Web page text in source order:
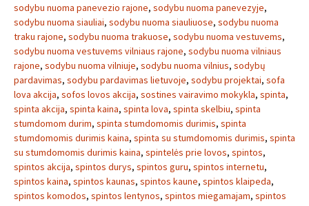
sodybu nuoma panevezio rajone, sodybu nuoma panevezyje,
sodybu nuoma siauliai, sodybu nuoma siauliuose, sodybu nuoma
traku rajone, sodybu nuoma trakuose, sodybu nuoma vestuvems,
sodybu nuoma vestuvems vilniaus rajone, sodybu nuoma vilniaus
rajone, sodybu nuoma vilniuje, sodybu nuoma vilnius, sodybų
pardavimas, sodybu pardavimas lietuvoje, sodybu projektai, sofa
lova akcija, sofos lovos akcija, sostines vairavimo mokykla, spinta,
spinta akcija, spinta kaina, spinta lova, spinta skelbiu, spinta
stumdomom durim, spinta stumdomomis durimis, spinta
stumdomomis durimis kaina, spinta su stumdomomis durimis, spinta
su stumdomomis durimis kaina, spintelės prie lovos, spintos,
spintos akcija, spintos durys, spintos guru, spintos internetu,
spintos kaina, spintos kaunas, spintos kaune, spintos klaipeda,
spintos komodos, spintos lentynos, spintos miegamajam, spintos